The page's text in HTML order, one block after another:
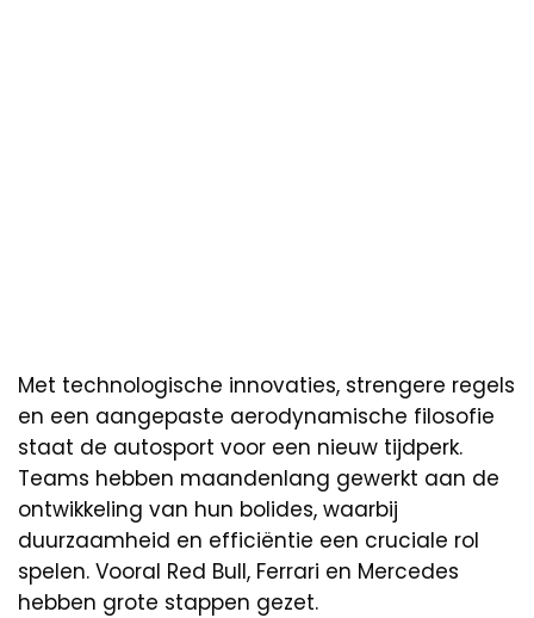
Met technologische innovaties, strengere regels
en een aangepaste aerodynamische filosofie
staat de autosport voor een nieuw tijdperk.
Teams hebben maandenlang gewerkt aan de
ontwikkeling van hun bolides, waarbij
duurzaamheid en efficiëntie een cruciale rol
spelen. Vooral Red Bull, Ferrari en Mercedes
hebben grote stappen gezet.